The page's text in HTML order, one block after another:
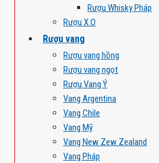
Rượu Whisky Pháp
Rượu X.O
Rượu vang
Rượu vang hồng
Rượu vang ngọt
Rượu Vang Ý
Vang Argentina
Vang Chile
Vang Mỹ
Vang New Zew Zealand
Vang Pháp